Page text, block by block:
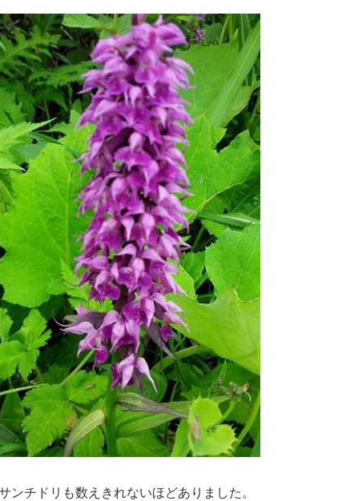
ンチドリも数えきれないほどありました。